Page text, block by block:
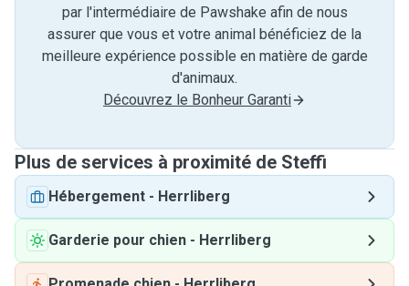
par l'intermédiaire de Pawshake afin de nous
assurer que vous et votre animal bénéficiez de la
meilleure expérience possible en matière de garde
d'animaux.
Découvrez le Bonheur Garanti
Plus de services à proximité de Steffi
Hébergement - Herrliberg
Garderie pour chien - Herrliberg